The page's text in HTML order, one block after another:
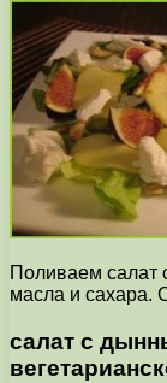
Поливаем салат
масла и сахара.
салат с